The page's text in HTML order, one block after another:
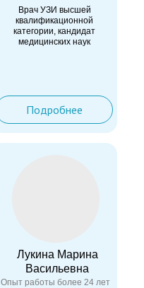
Опыт работы более 24 лет
Подробнее
Врач УЗИ высшей
квалификационной
категории, кандидат
медицинских наук
Лукина Марина
Васильевна